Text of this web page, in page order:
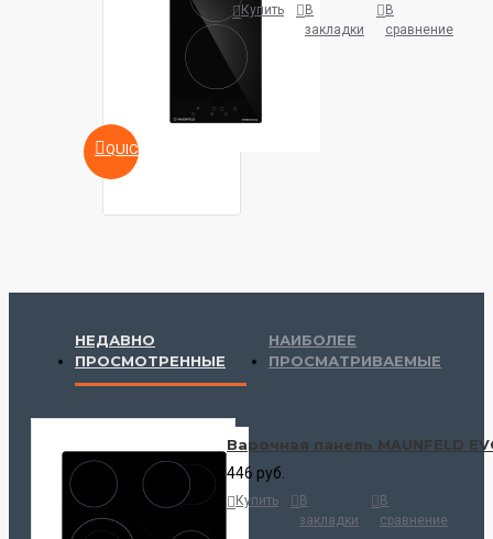
QUICKVIEW
Купить
В
закладки
В
сравнение
НЕДАВНО
ПРОСМОТРЕННЫЕ
НАИБОЛЕЕ
ПРОСМАТРИВАЕМЫЕ
Варочная панель MAUNFELD
446 руб.
Купить
В
закладки
В
сравнение